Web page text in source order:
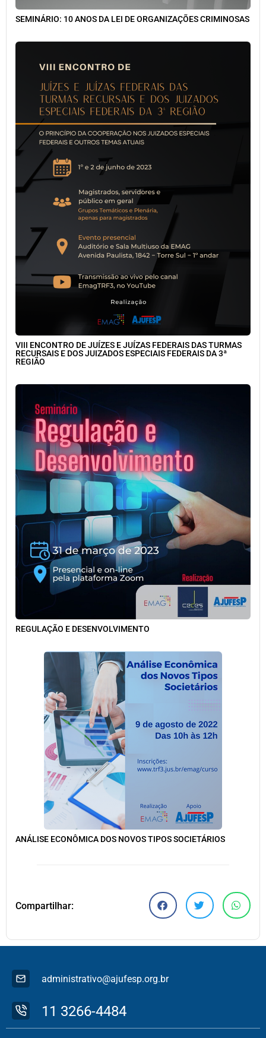
SEMINÁRIO: 10 ANOS DA LEI DE ORGANIZAÇÕES CRIMINOSAS
VIII ENCONTRO DE JUÍZES E JUÍZAS FEDERAIS DAS TURMAS
RECURSAIS E DOS JUIZADOS ESPECIAIS FEDERAIS DA 3ª
REGIÃO
REGULAÇÃO E DESENVOLVIMENTO
ANÁLISE ECONÔMICA DOS NOVOS TIPOS SOCIETÁRIOS
Compartilhar:
administrativo@ajufesp.org.br
11 3266-4484